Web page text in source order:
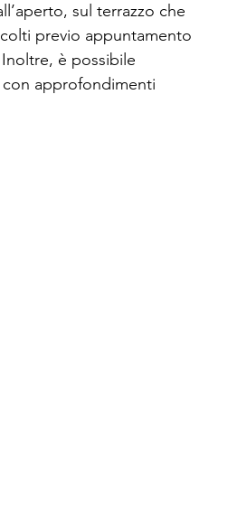
sul terrazzo che
previo appuntamento
è possibile
approfondimenti